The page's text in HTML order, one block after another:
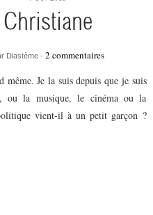
Christiane
Diastème - 2 commentaires
même. Je la suis depuis que je suis
ou la musique, le cinéma ou la
vient-il à un petit garçon ?